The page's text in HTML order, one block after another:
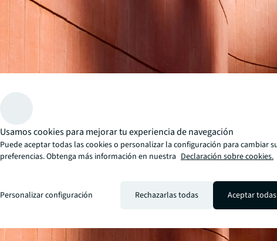
Usamos cookies para mejorar tu experiencia de navegación
Puede aceptar todas las cookies o personalizar la configuración para cambiar
preferencias. Obtenga más información en nuestra Declaración sobre cookies.
Personalizar configuración Rechazarlas todas Aceptar todas